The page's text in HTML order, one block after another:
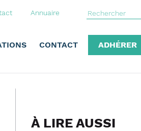
Annuaire
CONTACT ADHÉRER
À LIRE AUSSI